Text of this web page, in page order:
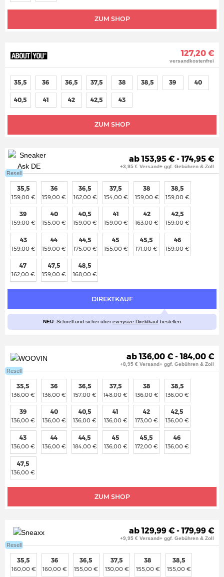
ZUM SHOP
127,20 €
versandkostenfrei
ZUM SHOP
35,5 36 36,5 37,5 38 38,5 39 40
40,5 41 42 42,5 43
Resell
NEU: Schnell und sicher übereverysize Direktkauf bestellen
ab 153,95 € - 174,95 €
+3,95 € Versand+ ggf. Gebühren & Zoll
DIREKTKAUF
35,5
159,00 €
36
159,00 €
36,5
162,00 €
37,5
154,00 €
38
159,00 €
38,5
159,00 €
39
159,00 €
40
155,00 €
40,5
159,00 €
41
159,00 €
42
163,00 €
42,5
159,00 €
43
159,00 €
44
159,00 €
44,5
175,00 €
45
155,00 €
45,5
171,00 €
46
159,00 €
47
162,00 €
47,5
159,00 €
48,5
168,00 €
Resell
ab 136,00 € - 184,00 €
+8,95 € Versand+ ggf. Gebühren & Zoll
ZUM SHOP
35,5
136,00 €
36
136,00 €
36,5
157,00 €
37,5
148,00 €
38
136,00 €
38,5
136,00 €
39
136,00 €
40
136,00 €
40,5
136,00 €
41
136,00 €
42
173,00 €
42,5
136,00 €
43
136,00 €
44
136,00 €
44,5
184,00 €
45
136,00 €
45,5
172,00 €
46
136,00 €
47,5
136,00 €
Resell
ab 129,99 € - 179,99 €
+9,95 € Versand+ ggf. Gebühren & Zoll
35,5
160,00 €
36
160,00 €
36,5
155,00 €
37,5
130,00 €
38
155,00 €
38,5
155,00 €